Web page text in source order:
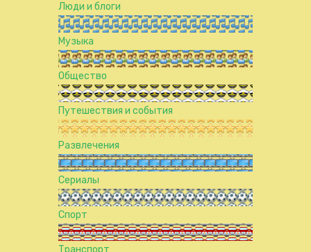
Люди и блоги
Музыка
Общество
Путешествия и события
Развлечения
Сериалы
Спорт